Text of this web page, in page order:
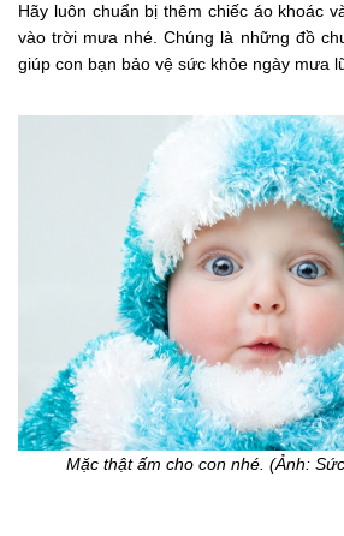
Hãy luôn chuẩn bị thêm chiếc áo khoác
vào trời mưa nhé. Chúng là những đồ
giúp con bạn bảo vệ sức khỏe ngày mưa
Mặc thật ấm cho con nhé. (Ảnh: